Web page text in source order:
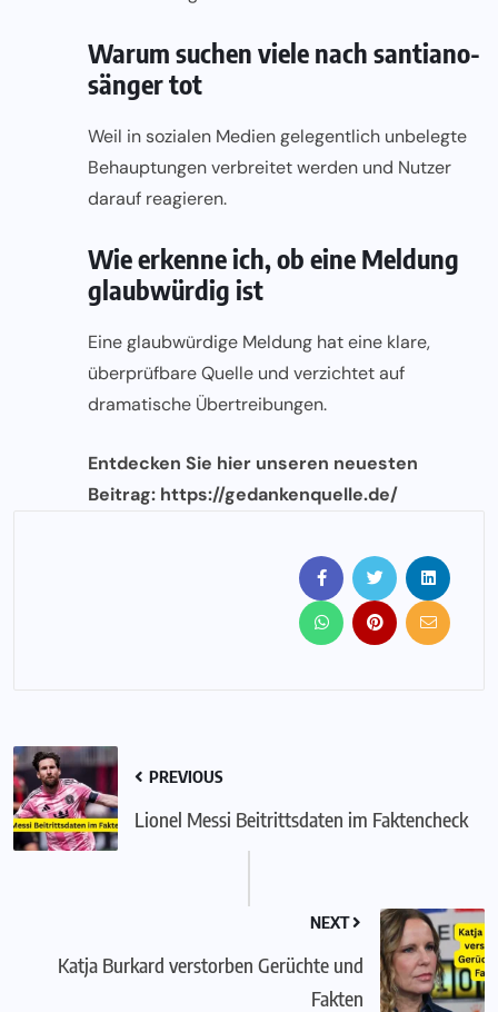
Warum suchen viele nach santiano-
sänger tot
Weil in sozialen Medien gelegentlich unbelegte
Behauptungen verbreitet werden und Nutzer
darauf reagieren.
Wie erkenne ich, ob eine Meldung
glaubwürdig ist
Eine glaubwürdige Meldung hat eine klare,
überprüfbare Quelle und verzichtet auf
dramatische Übertreibungen.
Entdecken Sie hier unseren neuesten
Beitrag: https://gedankenquelle.de/
PREVIOUS
Lionel Messi Beitrittsdaten im Faktencheck
NEXT
Katja Burkard verstorben Gerüchte und
Fakten